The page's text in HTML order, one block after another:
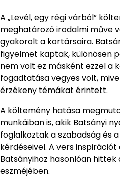
A „Levél, egy régi várból”
meghatározó irodalmi műve
gyakorolt a kortársaira.
figyelmet kaptak, különösen
nem volt ez másként ezzel a
fogadtatása vegyes volt,
érzékeny témákat érintett.
A költemény hatása
munkáiban is, akik Batsányi
foglalkoztak a szabadság és
kérdéseivel. A vers
Batsányihoz hasonlóan hittek
eszméjében.